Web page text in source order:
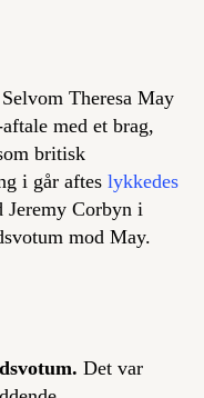
Selvom Theresa May
med et brag,
britisk
i går aftes lykkedes
Jeremy Corbyn i
mod May.
Det var